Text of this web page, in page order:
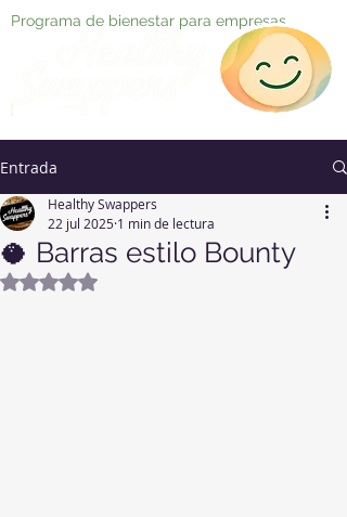
Programa de bienestar para empresas
Entrada
🥥 Barras estilo Bounty
Healthy Swappers
22 jul 2025 1 min de lectura
Obtuvo NaN de 5 estrellas.